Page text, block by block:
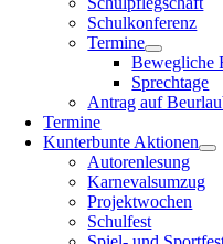
Schulkonferenz
Termine
Bewegliche
Sprechtage
Antrag auf
Termine
Kunterbunte Aktionen
Autorenlesung
Karnevalsumzug
Projektwochen
Schulfest